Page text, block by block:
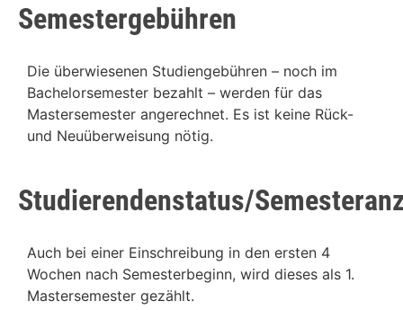
Semestergebühren
Die überwiesenen Studiengebühren – noch im
Bachelorsemester bezahlt – werden für das
Mastersemester angerechnet. Es ist keine Rück-
und Neuüberweisung nötig.
Studierendenstatus/
Auch bei einer Einschreibung in den ersten 4
Wochen nach Semesterbeginn, wird dieses als 1.
Mastersemester gezählt.